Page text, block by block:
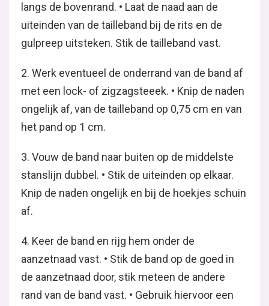
langs de bovenrand. • Laat de naad aan de
uiteinden van de tailleband bij de rits en de
gulpreep uitsteken. Stik de tailleband vast.
2. Werk eventueel de onderrand van de band af
met een lock- of zigzagsteeek. • Knip de naden
ongelijk af, van de tailleband op 0,75 cm en van
het pand op 1 cm.
3. Vouw de band naar buiten op de middelste
stanslijn dubbel. • Stik de uiteinden op elkaar.
Knip de naden ongelijk en bij de hoekjes schuin
af.
4. Keer de band en rijg hem onder de
aanzetnaad vast. • Stik de band op de goed in
de aanzetnaad door, stik meteen de andere
rand van de band vast. • Gebruik hiervoor een